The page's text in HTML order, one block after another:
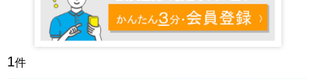
1件